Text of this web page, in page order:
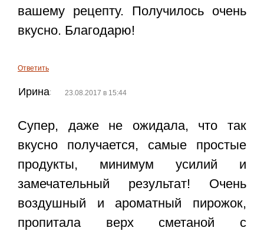
вашему рецепту. Получилось очень
вкусно. Благодарю!
Ответить
Ирина: 23.08.2017 в 15:44
Супер, даже не ожидала, что так
вкусно получается, самые простые
продукты, минимум усилий и
замечательный результат! Очень
воздушный и ароматный пирожок,
пропитала верх сметаной с